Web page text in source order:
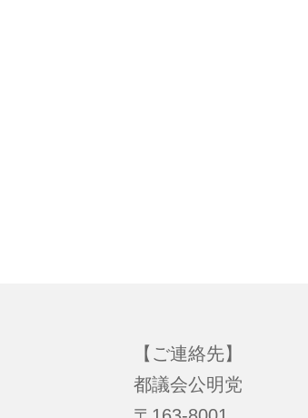
【ご連絡先】
都議会公明党